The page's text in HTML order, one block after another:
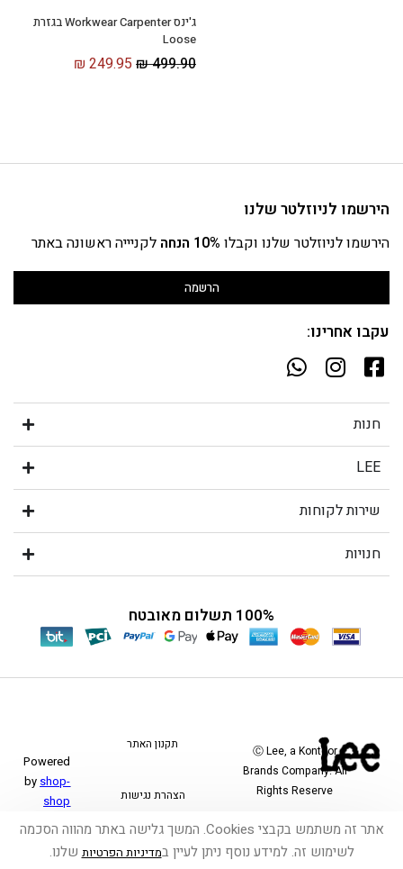
ג'ינס Workwear Carpenter בגזרת
Loose
₪499.90
₪ 249.95
הירשמו לניוזלטר שלנו
הירשמו לניוזלטר שלנו וקבלו 10% הנחה לקניייה ראשונה באתר
הרשמה
עקבו אחרינו:
חנות
LEE
שירות לקוחות
חנויות
100% תשלום מאובטח
Ⓒ Lee, a Kontoor
Brands Company. All
Rights Reserve
תקנון האתר
הצהרת נגישות
משלוחים והחזרות
Powered
by shop-
shop
אתר זה משתמש בקבצי Cookies. המשך גלישה באתר מהווה הסכמה
לשימוש זה. למידע נוסף ניתן לעיין במדיניות הפרטיות שלנו.